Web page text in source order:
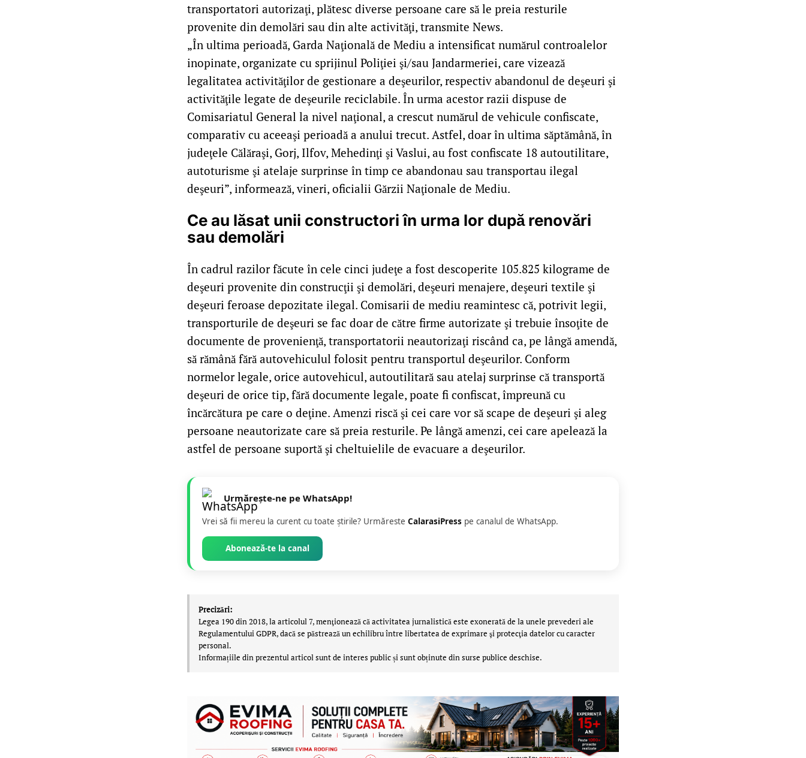
transportatori autorizaţi, plătesc diverse persoane care să le preia resturile
provenite din demolări sau din alte activităţi, transmite News.
„În ultima perioadă, Garda Naţională de Mediu a intensificat numărul controalelor
inopinate, organizate cu sprijinul Poliţiei şi/sau Jandarmeriei, care vizează
legalitatea activităţilor de gestionare a deşeurilor, respectiv abandonul de deşeuri şi
activităţile legate de deşeurile reciclabile. În urma acestor razii dispuse de
Comisariatul General la nivel naţional, a crescut numărul de vehicule confiscate,
comparativ cu aceeaşi perioadă a anului trecut. Astfel, doar în ultima săptămână, în
judeţele Călăraşi, Gorj, Ilfov, Mehedinţi şi Vaslui, au fost confiscate 18 autoutilitare,
autoturisme şi atelaje surprinse în timp ce abandonau sau transportau ilegal
deşeuri”, informează, vineri, oficialii Gărzii Naţionale de Mediu.
Ce au lăsat unii constructori în urma lor după renovări
sau demolări
În cadrul razilor făcute în cele cinci judeţe a fost descoperite 105.825 kilograme de
deşeuri provenite din construcţii şi demolări, deşeuri menajere, deşeuri textile şi
deşeuri feroase depozitate ilegal. Comisarii de mediu reamintesc că, potrivit legii,
transporturile de deşeuri se fac doar de către firme autorizate şi trebuie însoţite de
documente de provenienţă, transportatorii neautorizaţi riscând ca, pe lângă amendă,
să rămână fără autovehiculul folosit pentru transportul deşeurilor. Conform
normelor legale, orice autovehicul, autoutilitară sau atelaj surprinse că transportă
deşeuri de orice tip, fără documente legale, poate fi confiscat, împreună cu
încărcătura pe care o deţine. Amenzi riscă şi cei care vor să scape de deşeuri şi aleg
persoane neautorizate care să preia resturile. Pe lângă amenzi, cei care apelează la
astfel de persoane suportă şi cheltuielile de evacuare a deşeurilor.
Urmărește-ne pe WhatsApp!
Vrei să fii mereu la curent cu toate știrile? Urmăreste CalarasiPress pe canalul de WhatsApp.
Abonează-te la canal
Precizări:
Legea 190 din 2018, la articolul 7, menţionează că activitatea jurnalistică este exonerată de la unele prevederi ale
Regulamentului GDPR, dacă se păstrează un echilibru între libertatea de exprimare şi protecţia datelor cu caracter
personal.
Informațiile din prezentul articol sunt de interes public și sunt obținute din surse publice deschise.